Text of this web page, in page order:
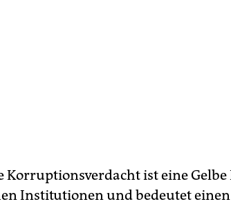
Korruptionsverdacht ist eine
Institutionen und bedeutet